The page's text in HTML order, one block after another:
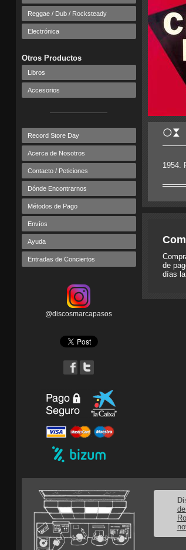
Reggae / Dub / Rocksteady
Electrónica
Otros Productos
Libros
Accesorios
Record Store Day
Acerca de Nosotros
Contacto / Peticiones
Dónde Encontrarnos
Métodos de Pago
Envíos
Ayuda
Entradas de Conciertos
@discosmarcapasos
1954.
de
días